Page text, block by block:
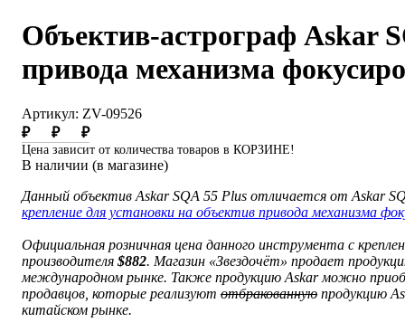
Объектив-астрограф Askar
привода механизма
Артикул: ZV-09526
₽
₽ ₽
Цена зависит от количества товаров в КОРЗИНЕ!
В наличии (в магазине)
Данный объектив Askar SQA 55 Plus отличается от Askar
крепление для установки на объектив привода механизма
Официальная розничная цена данного инструмента c
производителя $882. Магазин «Звездочёт» продает
международном рынке. Также продукцию Askar можно
продавцов, которые реализуют отбракованную продукцию
китайском рынке.